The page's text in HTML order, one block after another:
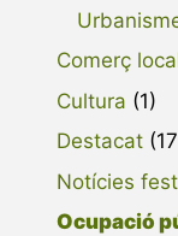
Comerç
Cultura (1)
Destacat
Notícies
Ocupació